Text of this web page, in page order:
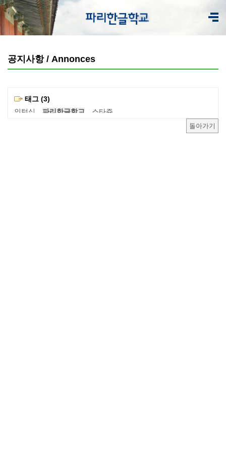
공지사항 / Annonces
태그 (3)
인턴십
파리한글학교 스타쥬
돌아가기